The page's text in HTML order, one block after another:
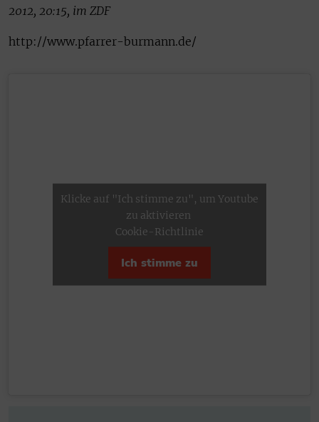
2012, 20:15, im ZDF
http://www.pfarrer-burmann.de/
Klicke auf "Ich stimme zu", um Youtube
zu aktivieren
Cookie-Richtlinie
Ich stimme zu